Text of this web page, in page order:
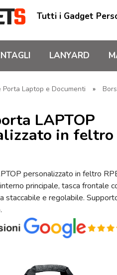
Tutti i Gadget
LANYARD
Porta Laptop e Documenti »
LAPTOP
in feltro
personalizzato in feltro
principale, tasca frontale
staccabile e regolabile.